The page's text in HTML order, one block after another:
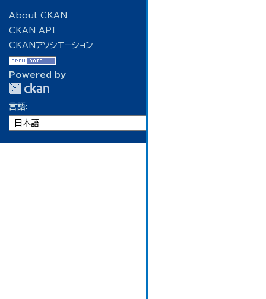
About CKAN
CKAN API
CKANアソシエーション
Powered by
言語